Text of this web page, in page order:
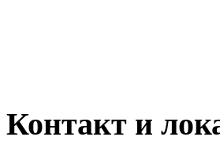
Контакт и